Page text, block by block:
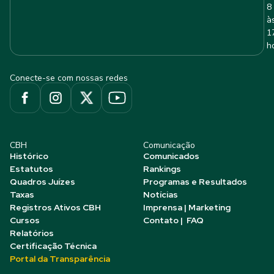
8
Conecte-se com nossas redes
CBH
Histórico
Estatutos
Quadros Juízes
Taxas
Registros Ativos CBH
Cursos
Relatórios
Certificação Técnica
Portal da Transparência
Comunicação
Comunicados
Rankings
Programas e Resultados
Notícias
Imprensa | Marketing
Contato | FAQ